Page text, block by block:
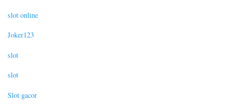
slot online
Joker123
slot
slot
Slot gacor